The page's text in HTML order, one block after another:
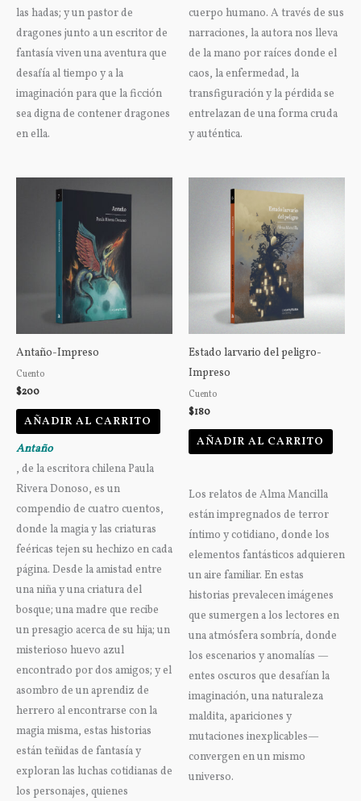
las hadas; y un pastor de
dragones junto a un escritor de
fantasía viven una aventura que
desafía al tiempo y a la
imaginación para que la ficción
sea digna de contener dragones
en ella.
cuerpo humano. A través de sus
narraciones, la autora nos lleva
de la mano por raíces donde el
caos, la enfermedad, la
transfiguración y la pérdida se
entrelazan de una forma cruda
y auténtica.
Antaño-Impreso
Cuento
$200
AÑADIR AL CARRITO
Antaño
, de la escritora chilena Paula
Rivera Donoso, es un
compendio de cuatro cuentos,
donde la magia y las criaturas
feéricas tejen su hechizo en cada
página. Desde la amistad entre
una niña y una criatura del
bosque; una madre que recibe
un presagio acerca de su hija; un
misterioso huevo azul
encontrado por dos amigos; y el
asombro de un aprendiz de
herrero al encontrarse con la
magia misma, estas historias
están teñidas de fantasía y
exploran las luchas cotidianas de
los personajes, quienes
Estado larvario del peligro-
Impreso
Cuento
$180
AÑADIR AL CARRITO
Los relatos de Alma Mancilla
están impregnados de terror
íntimo y cotidiano, donde los
elementos fantásticos adquieren
un aire familiar. En estas
historias prevalecen imágenes
que sumergen a los lectores en
una atmósfera sombría, donde
los escenarios y anomalías —
entes oscuros que desafían la
imaginación, una naturaleza
maldita, apariciones y
mutaciones inexplicables—
convergen en un mismo
universo.